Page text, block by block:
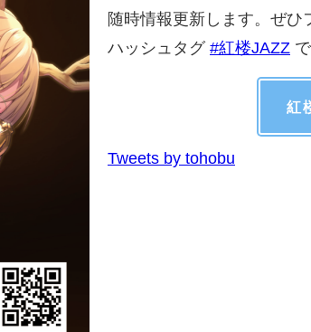
随時情報更新します。ぜひ
ハッシュタグ #紅楼JAZZ
紅
Tweets by tohobu